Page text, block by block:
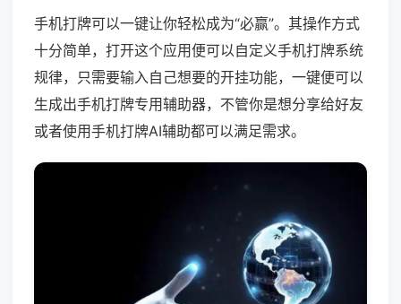
手机打牌可以一键让你轻松成为“必赢”。其操作方式
十分简单，打开这个应用便可以自定义手机打牌系统
规律，只需要输入自己想要的开挂功能，一键便可以
生成出手机打牌专用辅助器，不管你是想分享给好友
或者使用手机打牌AI辅助都可以满足需求。